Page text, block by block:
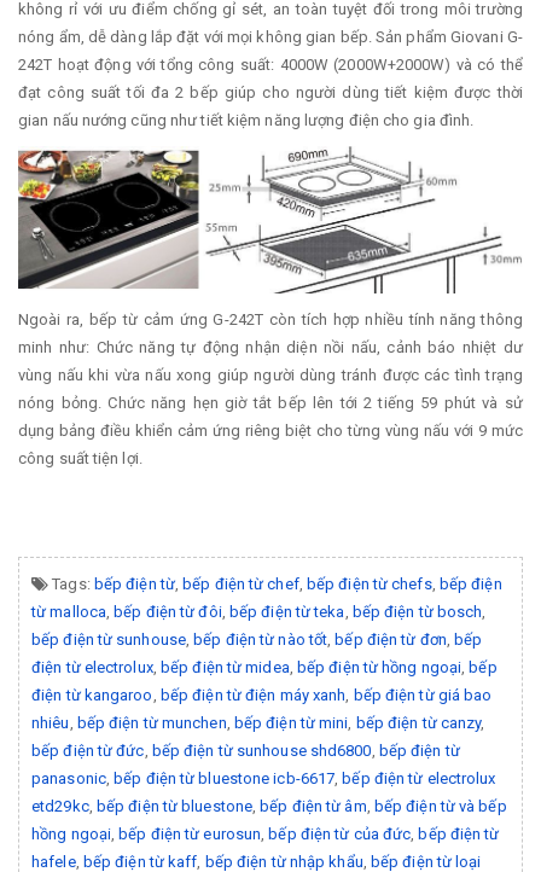
không rỉ với ưu điểm chống gỉ sét, an toàn tuyệt đối trong môi trường
nóng ẩm, dễ dàng lắp đặt với mọi không gian bếp. Sản phẩm Giovani G-
242T hoạt động với tổng công suất: 4000W (2000W+2000W) và có thể
đạt công suất tối đa 2 bếp giúp cho người dùng tiết kiệm được thời
gian nấu nướng cũng như tiết kiệm năng lượng điện cho gia đình.
Ngoài ra, bếp từ cảm ứng G-242T còn tích hợp nhiều tính năng thông
minh như: Chức năng tự động nhận diện nồi nấu, cảnh báo nhiệt dư
vùng nấu khi vừa nấu xong giúp người dùng tránh được các tình trạng
nóng bỏng. Chức năng hẹn giờ tắt bếp lên tới 2 tiếng 59 phút và sử
dụng bảng điều khiển cảm ứng riêng biệt cho từng vùng nấu với 9 mức
công suất tiện lợi.
Tags: bếp điện từ,bếp điện từ chef, bếp điện từ chefs, bếp điện
từ malloca ,bếp điện từ đôi, bếp điện từ teka bếp điện từ bosch
bếp điện từ sunhouse ,bếp điện từ nào tốt ,bếp điện từ đơn ,bếp
điện từ electrolux,bếp điện từ midea bếp điện từ hồng ngoại ,bếp
điện từ kangaroo bếp điện từ điện máy xanh bếp điện từ giá bao
nhiêu bếp điện từ munchen bếp điện từ mini bếp điện từ canzy,
bếp điện từ đức bếp điện từ sunhouse shd6800 bếp điện từ
panasonic,bếp điện từ bluestone icb-6617 ,bếp điện từ electrolux
etd29kc, bếp điện từ bluestone ,bếp điện từ âm bếp điện từ và bếp
hồng ngoại ,bếp điện từ eurosun ,bếp điện từ của đức ,bếp điện từ
hafele, bếp điện từ kaff bếp điện từ nhập khẩu bếp điện từ loại